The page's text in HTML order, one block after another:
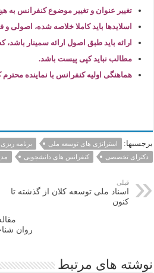
تغییر عنوان و تغییر موضوع کنفرانس به
اسلایدها باید کاملا خلاصه شده، اصولی
ارائه باید طبق اصول ارائه سمینار
مطالب نباید کپی پیست باشد.
هماهنگی اولیه کنفرانس با نماینده
برجسبها: استراتژی های توسعه ملی
برنامه
دکترای تخصصی
کنفرانس های دانشجویی
قبلی
اسناد ملی توسعه کلان از گذشته تا
کنون
روان
نوشته های مرتبط